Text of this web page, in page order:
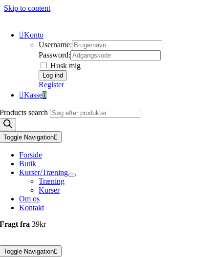
Skip to content
Konto
Username:
Password:
Husk mig
Register
Kasse0
Products search
Toggle Navigation
Forside
Butik
Kurser/Træning
Træning
Kurser
Om os
Kontakt
Fragt fra39kr
Toggle Navigation